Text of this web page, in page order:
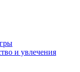
и увлечения